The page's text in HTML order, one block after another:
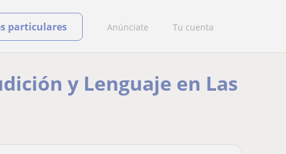
Anúnciate Tu cuenta
particulares
y Lenguaje en Las